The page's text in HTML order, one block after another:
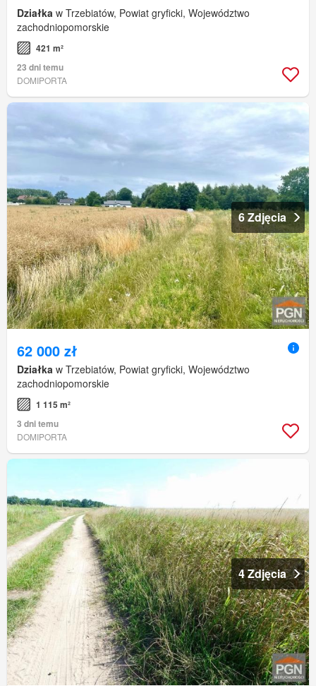
Działka w Trzebiatów, Powiat gryficki, Województwo
zachodniopomorskie
421 m²
23 dni temu
DOMIPORTA
6 Zdjęcia
62 000 zł
Działka w Trzebiatów, Powiat gryficki, Województwo
zachodniopomorskie
1 115 m²
3 dni temu
DOMIPORTA
4 Zdjęcia